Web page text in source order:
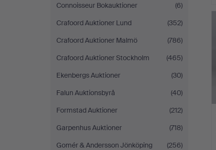
Connoisseur Bokauktioner
(6)
Crafoord Auktioner Lund
(352)
Crafoord Auktioner Malmö
(786)
Crafoord Auktioner Stockholm
(465)
Ekenbergs Auktioner
(30)
Falun Auktionsbyrå
(40)
Formstad Auktioner
(212)
Garpenhus Auktioner
(718)
Gomér & Andersson Jönköping
(256)